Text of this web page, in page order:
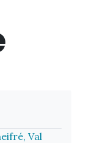
Val